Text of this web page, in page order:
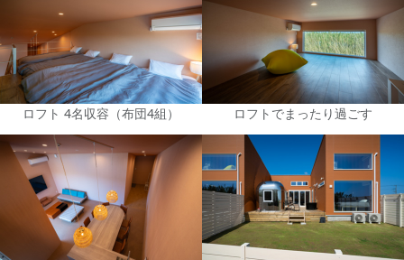
ロフト 4名収容（布団4組） ロフトでまったり過ごす